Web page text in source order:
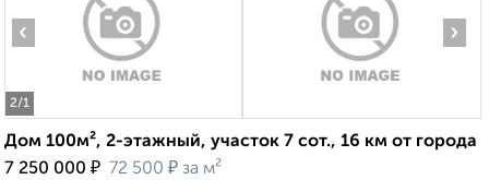
2/1
‹ ›
Дом 100м², 2-этажный, участок 7 сот., 16 км от города
7 250 000 ₽ 72 500 ₽ за м²